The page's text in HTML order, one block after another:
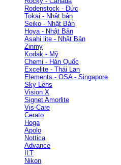
Rodenstock - Đức
Tokai - Nhật bản
Seiko - Nhật Bản
Hoya - Nhật Bản
Asahi lite - Nhật Bản
Zinmy
Kodak - Mỹ
Chemi - Hàn Quốc
Excelite - Thái Lan
Elements - OSA - Singapore
Sky Lens
Vision X
Signet Amorlite
Vis-Care
Cerato
Hoga
Apolo
Nottica
Advance
ILT
Nikon